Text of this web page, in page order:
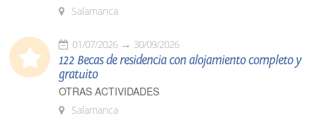
Salamanca
01/07/2026 30/09/2026
122 Becas de residencia con alojamiento completo y
gratuito
OTRAS ACTIVIDADES
Salamanca